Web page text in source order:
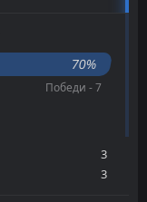
70%
Победи - 7
3
3